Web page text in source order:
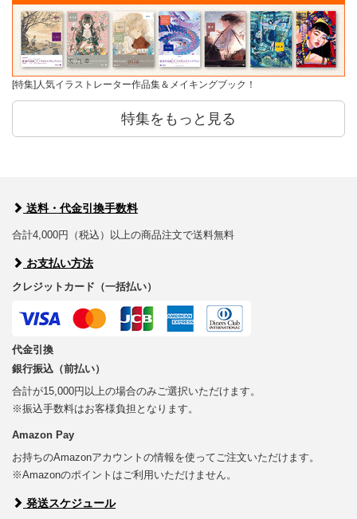
[特集]人気イラストレーター作品集＆メイキングブック！
特集をもっと見る
送料・代金引換手数料
合計4,000円（税込）以上の商品注文で送料無料
お支払い方法
クレジットカード（一括払い）
代金引換
銀行振込（前払い）
合計が15,000円以上の場合のみご選択いただけます。
※振込手数料はお客様負担となります。
Amazon Pay
お持ちのAmazonアカウントの情報を使ってご注文いただけます。
※Amazonのポイントはご利用いただけません。
発送スケジュール